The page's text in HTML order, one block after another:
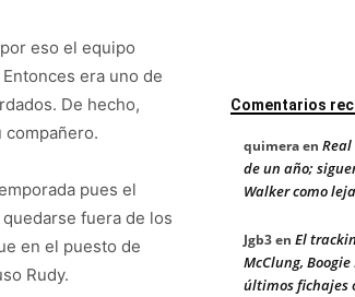
eso el equipo
era uno de
De hecho,
pues el
fuera de los
en el puesto de
Rudy.
Comentarios
quimeraen
de un año;
Walker como
Jgb3en El
McClung,
últimos fichajes